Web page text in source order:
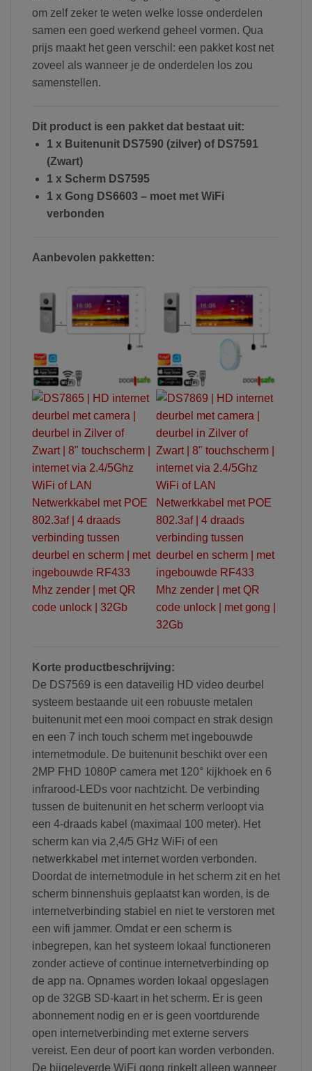
om zelf zeker te weten welke losse onderdelen
samen een goed werkend geheel vormen. Qua
prijs maakt het geen verschil: een pakket kost net
zoveel als wanneer je de onderdelen los zou
samenstellen.
Dit product is een pakket dat bestaat uit:
1 x Buitenunit DS7590 (zilver) of DS7591
(Zwart)
1 x Scherm DS7595
1 x Gong DS6603 – moet met WiFi
verbonden
Aanbevolen pakketten:
Korte productbeschrijving:
De DS7569 is een dataveilig HD video deurbel
systeem bestaande uit een robuuste metalen
buitenunit met een mooi compact en strak design
en een 7 inch touch scherm met ingebouwde
internetmodule. De buitenunit beschikt over een
2MP FHD 1080P camera met 120° kijkhoek en 6
infrarood-LEDs voor nachtzicht. De verbinding
tussen de buitenunit en het scherm verloopt via
een 4-draads kabel (maximaal 100 meter). Het
scherm kan via 2,4/5 GHz WiFi of een
netwerkkabel met internet worden verbonden.
Doordat de internetmodule in het scherm zit en het
scherm binnenshuis geplaatst kan worden, is de
internetverbinding stabiel en niet te verstoren met
een wifi jammer. Omdat er een scherm is
inbegrepen, kan het systeem lokaal functioneren
zonder actieve of continue internetverbinding op
de app na. Opnames worden lokaal opgeslagen
op de 32GB SD-kaart in het scherm. Er is geen
abonnement nodig en er is geen voortdurende
open internetverbinding met externe servers
vereist. Een deur of poort kan worden verbonden.
De bijgeleverde WiFi gong rinkelt alleen wanneer